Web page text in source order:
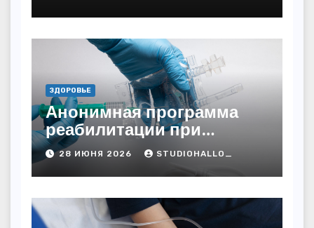
ЗДОРОВЬЕ
Анонимная программа
реабилитации при
алкогольной зависимости
с персональным
подходом и
лицензированными
врачами
28 ИЮНЯ 2026 STUDIOHALLO_